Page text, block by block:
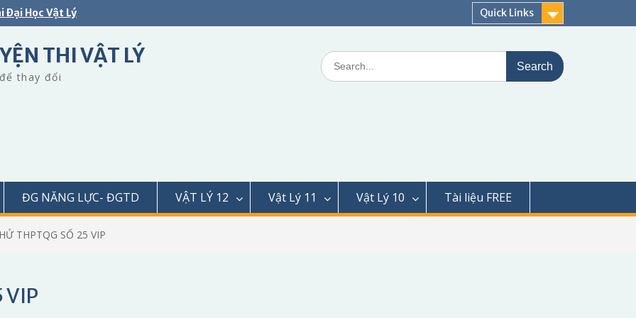
Đại Học Vật Lý Quick Links
THI VẬT LÝ
thay đổi
Search
for:
ĐG NĂNG LỰC- ĐGTD VẬT LÝ 12 Vật Lý 11 Vật Lý 10 Tài liệu FREE
THPTQG SỐ 25 VIP
VIP